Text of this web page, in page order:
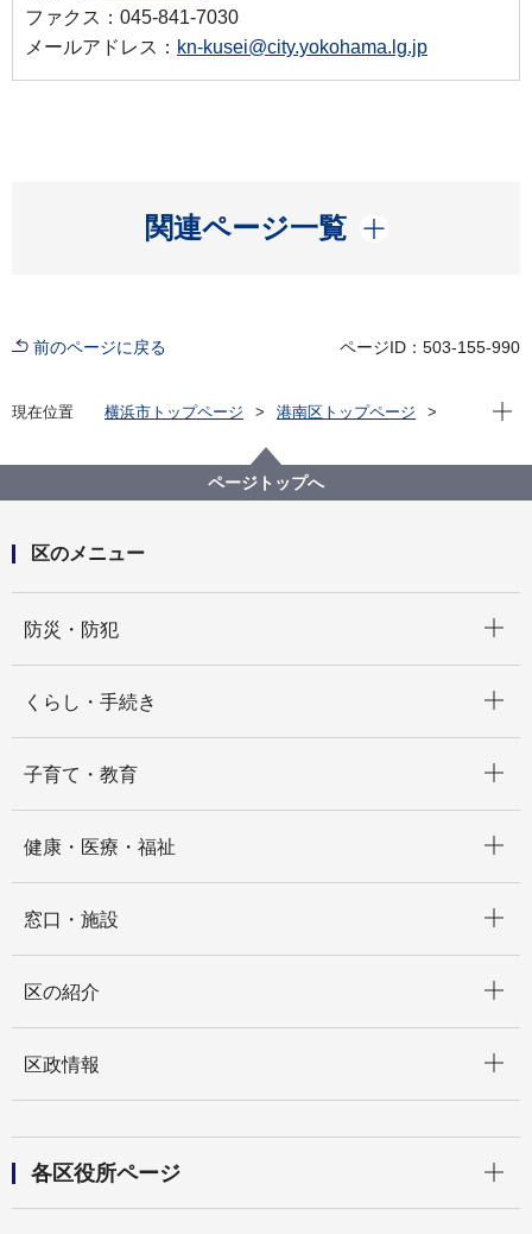
ファクス：045-841-7030
メールアドレス： kn-kusei@city.yokohama.lg.jp
関連ページ一覧
開く
前のページに戻る ページID：503-155-990
現在位置 横浜市トップページ
港南区トップページ
横浜市上永谷駅前地域ケアプラザ・横浜市上永谷駅前コミュ
につい
現在
ページトップへ
区のメニュー
防災・防犯
くらし・手続き
子育て・教育
健康・医療・福祉
窓口・施設
区の紹介
区政情報
各区役所ページ